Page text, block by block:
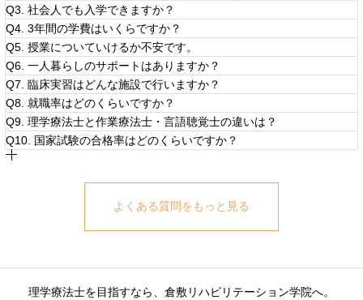
A. AO入試は面談と書類で「人柄・意欲・適性」を評価し
ます。学力より「なぜ理学療法士になりたいか」が重要で
す。一般入試は学力試験＋面接。AO入試で合格された方は
入学金が無料になります。 迷っている方はOCの個別相談
でご相談ください。
A. AO入試では評定よりも熱意を重視しています。「理学
療法士になりたい」という強い気持ちがあれば十分チャン
スがあります。
Q3. 社会人でも入学できますか？
A. はい、歓迎しています。看護師・介護士などの経験者や
異業種からの転職希望者も多く在籍しています。年齢・職
歴は問いません。
Q4. 3年間の学費はいくらですか？
A. 詳細は資料請求でご確認いただけます。日本学生支援機
構（JASSO）奨学金や岡山県・倉敷市の給付金制度も利用
可能です。お気軽にご相談ください。
Q5. 授業についていけるか不安です。
A. 独自の「トライ」制度があります。学内試験で不合格で
も、満点をとるまで何度でも再受験できます。この制度に
より、学院開設以来、学内試験が原因の留年はゼロです。
※卒業認定試験にトライはありません。
Q6. 一人暮らしのサポートはありますか？
A. 学院周辺は住みやすい環境が整っています。県外からの
入学者も多く安心です。
Q7. 臨床実習はどんな施設で行いますか？
A. 岡山県内外の病院・クリニック・介護施設・訪問リハビ
リ事業所など多彩な施設で実習を行います。1年次から段
階的に現場を経験できるのが特徴です。
Q8. 就職率はどのくらいですか？
A. 就職率100%（2025年3月末実績）です。求人倍率は約
30倍で、希望に合った就職先を学院スタッフが個別にサポ
Q9. 理学療法士と作業療法士・言語聴覚士の違いは？
士（ST）は言語・嚥下機能のリハビリを担います。本学院
Q10. 国家試験の合格率はどのくらいですか？
A. 学院では国家試験対策を徹底的にサポートしています。
相談でお伝えします。よくある質問をもっと見る
理学療法士を目指すなら、倉敷リハビリテーション学院へ。